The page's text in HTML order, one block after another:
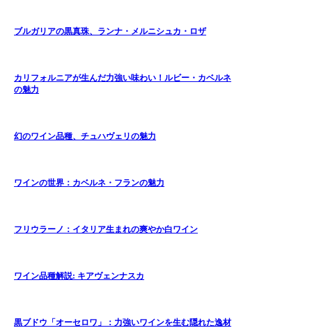
ブルガリアの黒真珠、ランナ・メルニシュカ・ロザ
カリフォルニアが生んだ力強い味わい！ルビー・カベルネ
の魅力
幻のワイン品種、チュハヴェリの魅力
ワインの世界：カベルネ・フランの魅力
フリウラーノ：イタリア生まれの爽やか白ワイン
ワイン品種解説: キアヴェンナスカ
黒ブドウ「オーセロワ」：力強いワインを生む隠れた逸材